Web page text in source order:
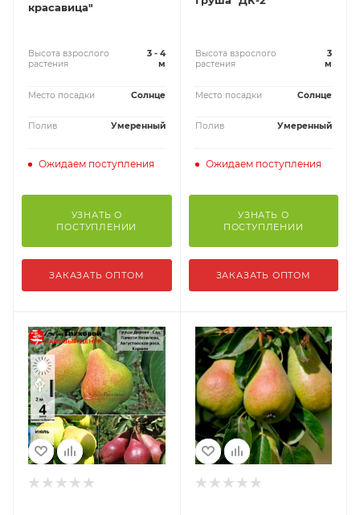
красавица"
Высота взрослого
растения
3 - 4
м
Место посадки Солнце
Полив Умеренный
Ожидаем поступления
УЗНАТЬ О
ПОСТУПЛЕНИИ
ЗАКАЗАТЬ ОПТОМ
Высота взрослого
растения
3
м
Место посадки Солнце
Полив Умеренный
Ожидаем поступления
УЗНАТЬ О
ПОСТУПЛЕНИИ
ЗАКАЗАТЬ ОПТОМ